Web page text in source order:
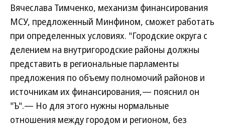
Вячеслава Тимченко, механизм финансирования
МСУ, предложенный Минфином, сможет работать
при определенных условиях. "Городские округа с
делением на внутригородские районы должны
представить в региональные парламенты
предложения по объему полномочий районов и
источникам их финансирования,— пояснил он
"Ъ".— Но для этого нужны нормальные
отношения между городом и регионом, без